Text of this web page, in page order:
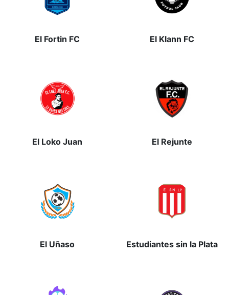
El Fortin FC El Klann FC
El Loko Juan El Rejunte
El Uñaso Estudiantes sin la Plata